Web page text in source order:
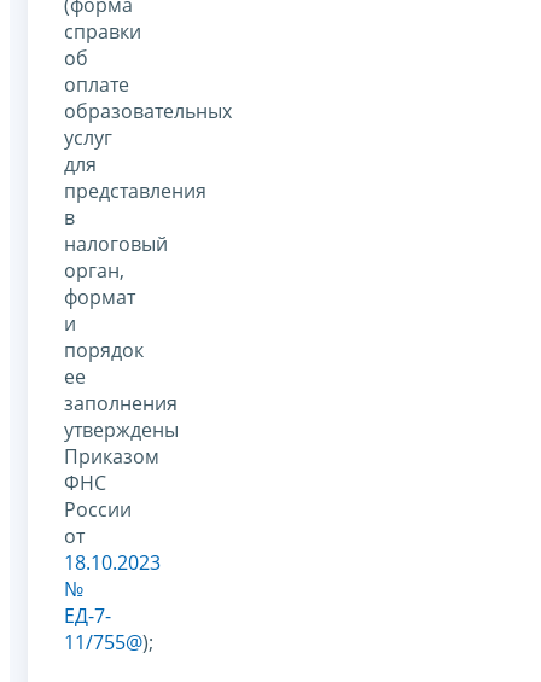
справки
об
оплате
образовательных
услуг
для
представления
в
налоговый
орган,
формат
и
порядок
ее
заполнения
утверждены
Приказом
ФНС
России
от
18.10.2023
№
ЕД-7-
11/755@);